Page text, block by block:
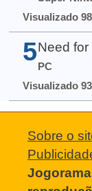
Visualizado
5 Need
PC
Visualizado
Sobre o